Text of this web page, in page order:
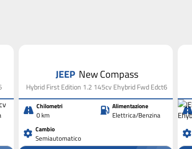
JEEP New Compass
Hybrid First Edition 1.2 145cv Ehybrid Fwd Edct6
Chilometri
0 km
Alimentazione
Elettrica/Benzina
Cambio
Semiautomatico